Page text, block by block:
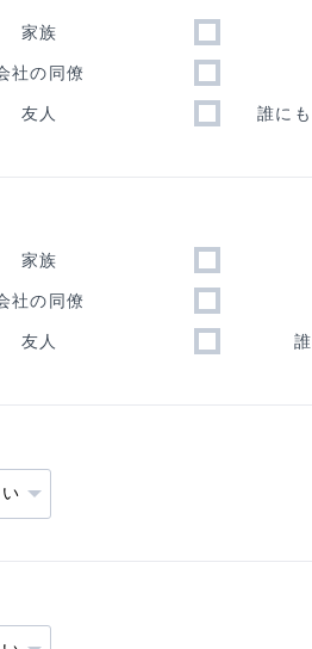
家族
社の同僚
友人 誰に
家族
社の同僚
友人